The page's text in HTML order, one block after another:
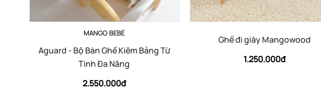
MANGO BEBÉ
Aguard - Bộ Bàn Ghế Kiêm Bảng Từ
Tính Đa Năng
2.550.000đ
Ghế đi giày Mangowood
1.250.000đ